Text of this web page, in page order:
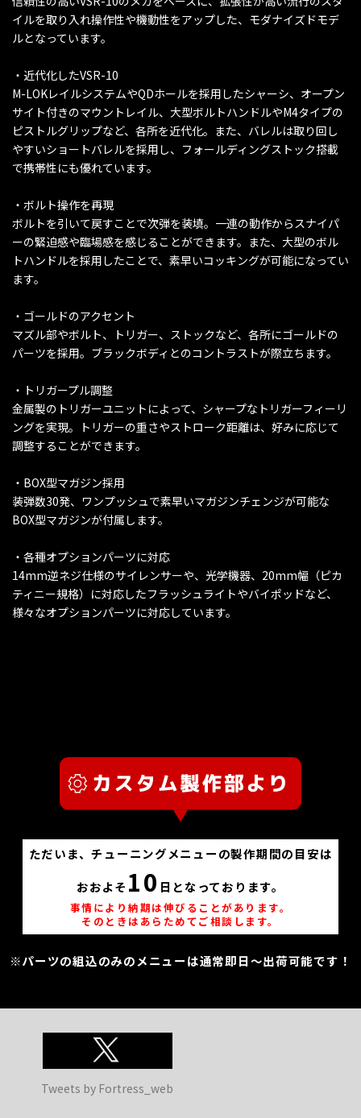
イルを取り入れ操作性や機動性をアップした、モダナイズドモデ
ルとなっています。
・近代化したVSR-10
M-LOKレイルシステムやQDホールを採用したシャーシ、オープン
サイト付きのマウントレイル、大型ボルトハンドルやM4タイプの
ピストルグリップなど、各所を近代化。また、バレルは取り回し
やすいショートバレルを採用し、フォールディングストック搭載
で携帯性にも優れています。
・ボルト操作を再現
ボルトを引いて戻すことで次弾を装填。一連の動作からスナイパ
ーの緊迫感や臨場感を感じることができます。また、大型のボル
トハンドルを採用したことで、素早いコッキングが可能になってい
ます。
・ゴールドのアクセント
マズル部やボルト、トリガー、ストックなど、各所にゴールドの
パーツを採用。ブラックボディとのコントラストが際立ちます。
・トリガープル調整
金属製のトリガーユニットによって、シャープなトリガーフィーリ
ングを実現。トリガーの重さやストローク距離は、好みに応じて
調整することができます。
・BOX型マガジン採用
装弾数30発、ワンプッシュで素早いマガジンチェンジが可能な
BOX型マガジンが付属します。
・各種オプションパーツに対応
14mm逆ネジ仕様のサイレンサーや、光学機器、20mm幅（ピカ
ティニー規格）に対応したフラッシュライトやバイポッドなど、
様々なオプションパーツに対応しています。
ただいま、チューニングメニューの製作期間の目安は
おおよそ 10 日となっております。
事情により納期は伸びることがあります。
そのときはあらためてご相談します。
※パーツの組込のみのメニューは通常即日～出荷可能です！
Tweets by Fortress_web